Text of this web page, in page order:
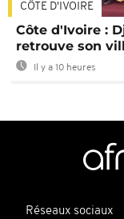
CÔTE D'IVOIRE
Côte d'Ivoire :
retrouve son
Il y a 10 heures
Réseaux sociaux